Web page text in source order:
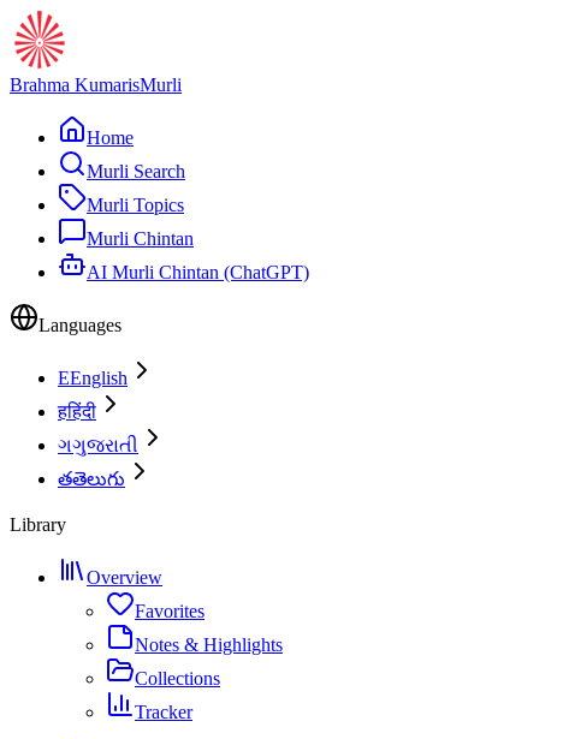
Brahma KumarisMurli
Home
Murli Search
Murli Topics
Murli Chintan
AI Murli Chintan (ChatGPT)
Languages
EEnglish
हहिंदी
ગગુજરાતી
తతెలుగు
Library
Overview
Favorites
Notes & Highlights
Collections
Tracker